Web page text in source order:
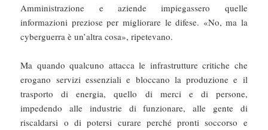
Amministrazione e aziende impiegassero quelle
informazioni preziose per migliorare le difese. «No, ma la
cyberguerra è un’altra cosa», ripetevano.
Ma quando qualcuno attacca le infrastrutture critiche che
erogano servizi essenziali e bloccano la produzione e il
trasporto di energia, quello di merci e di persone,
impedendo alle industrie di funzionare, alle gente di
riscaldarsi o di potersi curare perché pronti soccorso e